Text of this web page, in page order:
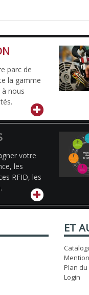
parc de
la gamme
à nous
votre
les
RFID, les
ET
Plan du
Login